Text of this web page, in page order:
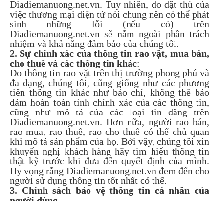
Diadiemanuong.net.vn. Tuy nhiên, do đặt thù của
việc thương mại điện tử nói chung nên có thể phát
sinh những lỗi (nếu có) trên
Diadiemanuong.net.vn sẽ nằm ngoài phần trách
nhiệm và khả năng đảm bảo của chúng tôi.
2. Sự chính xác của thông tin rao vặt, mua bán,
cho thuê và các thông tin khác:
Do thông tin rao vặt trên thị trường phong phú và
đa dạng, chúng tôi, cũng giống như các phương
tiên thông tin khác như báo chí, không thể bảo
đảm hoàn toàn tính chính xác của các thông tin,
cũng như mô tả của các loại tin đăng trên
Diadiemanuong.net.vn. Hơn nữa, người rao bán,
rao mua, rao thuê, rao cho thuê có thể chủ quan
khi mô tả sản phẩm của họ. Bởi vậy, chúng tôi xin
khuyến nghị khách hàng hãy tìm hiểu thông tin
thật kỹ trước khi đưa đến quyết định của mình.
Hy vọng rằng Diadiemanuong.net.vn đem đến cho
người sử dụng thông tin tốt nhất có thể.
3. Chính sách bảo vệ thông tin cá nhân của